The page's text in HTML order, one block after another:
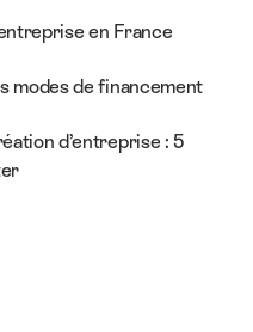
en France
modes de financement
d’entreprise : 5